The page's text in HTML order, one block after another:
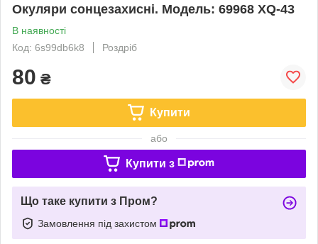
Окуляри сонцезахисні. Модель: 69968 XQ-43
В наявності
Код: 6s99db6k8
Роздріб
80 ₴
Купити
або
Купити з
Що таке купити з Пром?
Замовлення під захистом